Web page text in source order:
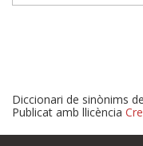
Diccionari de sinònims
Publicat amb llicència